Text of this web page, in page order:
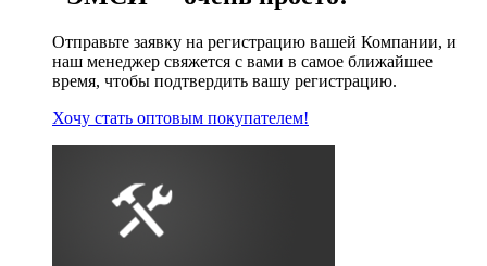
Отправьте заявку на регистрацию вашей Компании, и
наш менеджер свяжется с вами в самое ближайшее
время, чтобы подтвердить вашу регистрацию.
Хочу стать оптовым покупателем!